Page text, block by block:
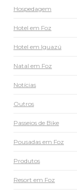
Hospedagem
Hotel em Foz
Hotel em Iguazú
Natal em Foz
Notícias
Outros
Passeios de Bike
Pousadas em Foz
Produtos
Resort em Foz